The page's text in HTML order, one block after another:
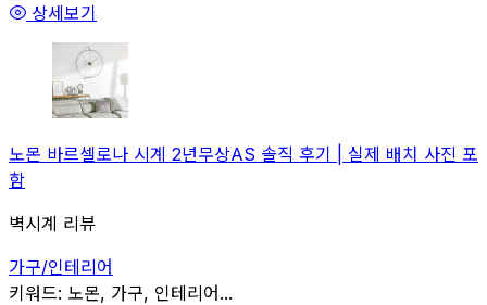
상세보기
노몬 바르셀로나 시계 2년무상AS 솔직 후기 | 실제 배치 사진 포
함
벽시계 리뷰
가구/인테리어
관련
키워드: 노몬, 가구, 인테리어...